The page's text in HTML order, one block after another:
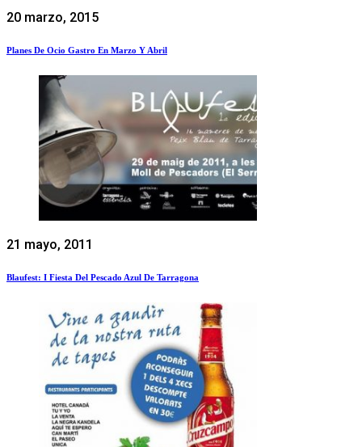
20 marzo, 2015
Planes De Ocio Gastro En Marzo Y Abril
21 mayo, 2011
Blaufest: I Fiesta Del Pescado Azul De Tarragona